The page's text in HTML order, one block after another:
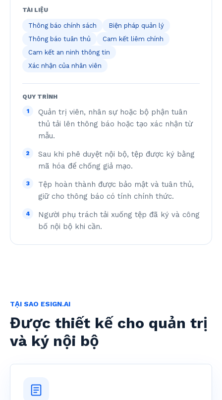
TÀI LIỆU
Thông báo chính sách
Biện pháp quản lý
Thông báo tuân thủ
Cam kết liêm chính
Cam kết an ninh thông tin
Xác nhận của nhân viên
QUY TRÌNH
1
Quản trị viên, nhân sự hoặc bộ phận tuân
thủ tải lên thông báo hoặc tạo xác nhận từ
mẫu.
2
Sau khi phê duyệt nội bộ, tệp được ký bằng
mã hóa để chống giả mạo.
3
Tệp hoàn thành được bảo mật và tuân thủ,
giữ cho thông báo có tính chính thức.
4
Người phụ trách tải xuống tệp đã ký và công
bố nội bộ khi cần.
TẠI SAO ESIGN.AI
Được thiết kế cho quản trị
và ký nội bộ